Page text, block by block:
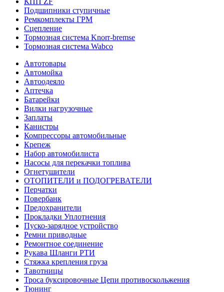
Подшипники ступичные
Ремкомплекты ГРМ
Сцепление
Тормозная система Knorr-bremse
Тормозная система Wabco
Автотовары
Автомойка
Автоодеяло
Аптечка
Батарейки
Вилки нагрузочные
Заплаты
Канистры
Компрессоры автомобильные
Крепеж
Набор автомобилиста
Насосы для перекачки топлива
Огнетушители
ОТОПИТЕЛИ и ПОДОГРЕВАТЕЛИ
Перчатки
Повербанк
Предохранители
Прокладки Уплотнения
Пуско-зарядное устройство
Ремни приводные
Ремонтное соединение
Рукава Шланги РТИ
Стяжка крепления груза
Тавотницы
Троса буксировочные Цепи противоскольжения
Тюнинг